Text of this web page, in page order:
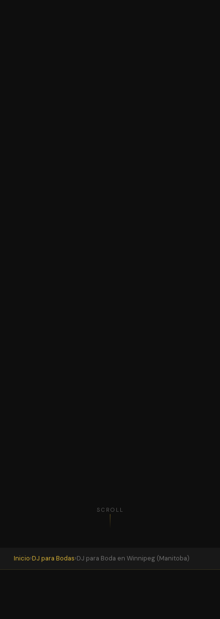
SCROLL
Inicio›DJ para Bodas›DJ para Boda en Winnipeg (Manitoba)